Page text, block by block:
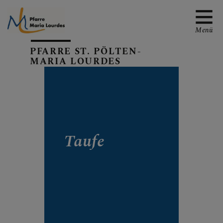
TERMINE
PFARRE ST. PÖLTEN-
MARIA LOURDES
Menü
Taufe